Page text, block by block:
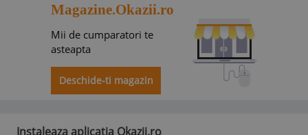
Magazine.Okazii.ro
Mii de cumparatori te
asteapta
Deschide-ti magazin
Instaleaza aplicatia Okazii.ro